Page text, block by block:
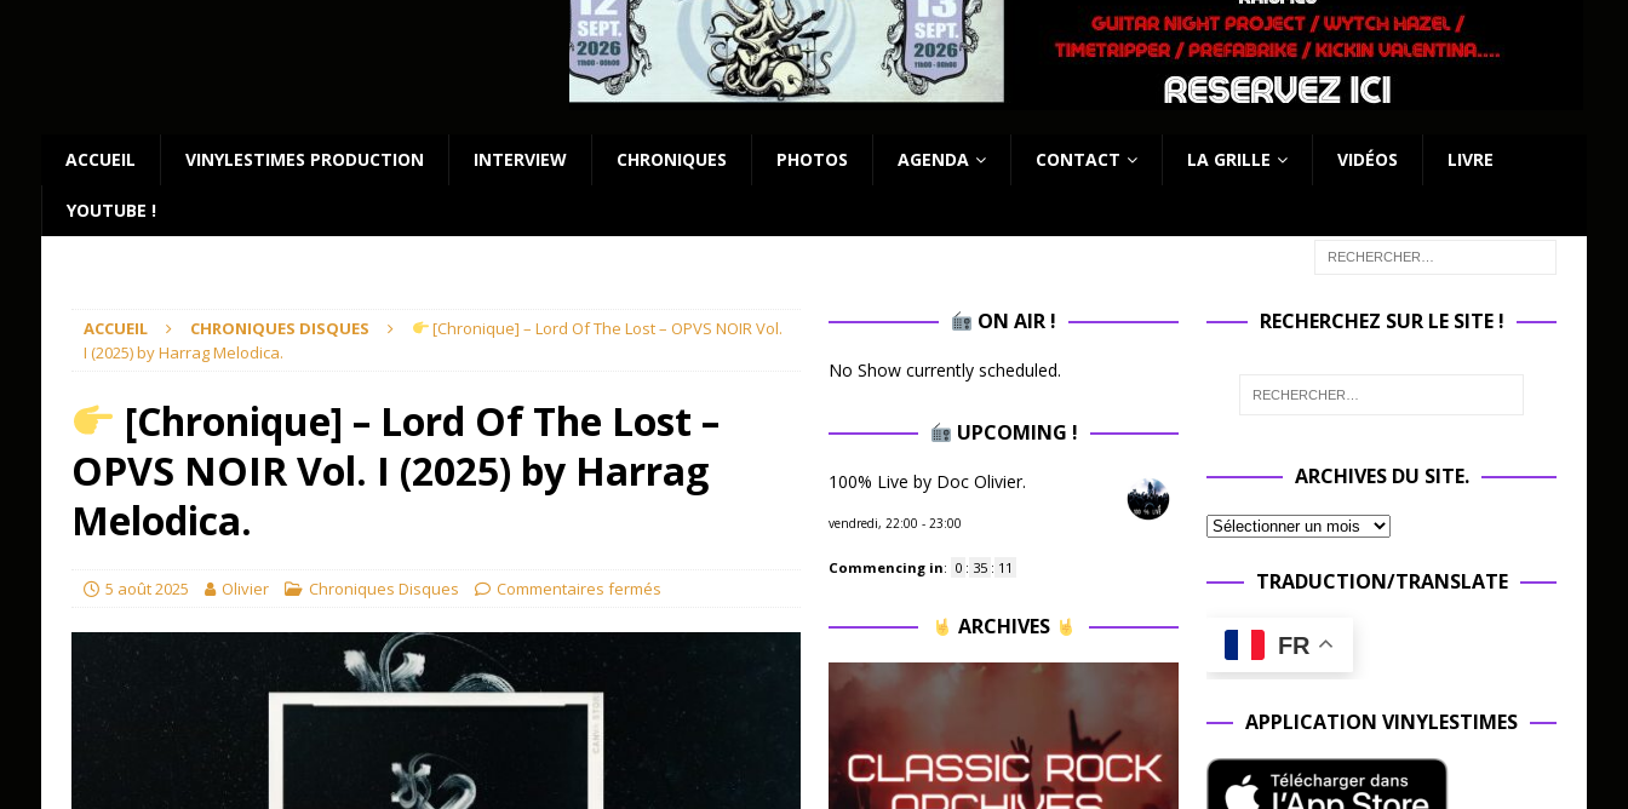
ACCUEIL VINYLESTIMES PRODUCTION INTERVIEW CHRONIQUES PHOTOS AGENDA CONTACT LA GRILLE VIDÉOS LIVRE
YOUTUBE !
ACCUEIL CHRONIQUES DISQUES
[Chronique] – Lord Of The Lost – OPVS NOIR Vol.
I (2025) by Harrag Melodica.
[Chronique] – Lord Of The Lost –
OPVS NOIR Vol. I (2025) by Harrag
Melodica.
5 août 2025 Olivier Chroniques Disques Commentaires fermés
ON AIR !
No Show currently scheduled.
UPCOMING !
100% Live by Doc Olivier.
vendredi, 22:00 - 23:00
Commencing in: 0 : 35 : 10
ARCHIVES
RECHERCHEZ SUR LE SITE !
ARCHIVES DU SITE.
TRADUCTION/TRANSLATE
FR
APPLICATION VINYLESTIMES